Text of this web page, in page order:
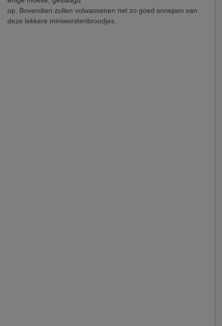
op. Bovendien zullen volwassenen net zo goed snoepen van
deze lekkere miniworstenbroodjes.